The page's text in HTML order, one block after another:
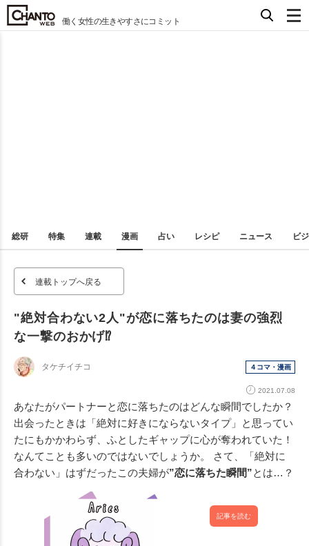
働く女性の生きやすさにコミット
総研 特集 連載 漫画 占い レシピ ニュース ビ
連載トップへ戻る
"絶対合わない2人"が恋に落ちたのは妻の強烈
な一撃のおかげ⁉︎
タケチイチコ ４コマ・漫画
2021.07.08
あなたがパートナーと恋に落ちたのはどんな瞬間でしたか？
出会ったときは「絶対に好きにならないタイプ」と思ってい
たにもかかわらず、ふとしたギャップに心が奪われていた！
なんてことも多いのではないでしょうか。 さて、「絶対に
合わない」はずだったこの夫婦が”恋に落ちた瞬間”とは…？
記事を読む